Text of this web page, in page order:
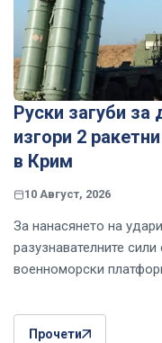
Руски загуби
изгори 2
в Крим
10 Август, 2026
За нанасянето на
разузнавателните
военноморски
Прочети